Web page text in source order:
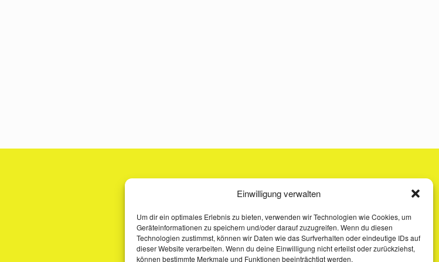
Einwilligung verwalten
Um dir ein optimales Erlebnis zu bieten, verwenden wir Technologien wie Cookies, um
Geräteinformationen zu speichern und/oder darauf zuzugreifen. Wenn du diesen
Technologien zustimmst, können wir Daten wie das Surfverhalten oder eindeutige IDs auf
dieser Website verarbeiten. Wenn du deine Einwilligung nicht erteilst oder zurückziehst,
können bestimmte Merkmale und Funktionen beeinträchtigt werden.